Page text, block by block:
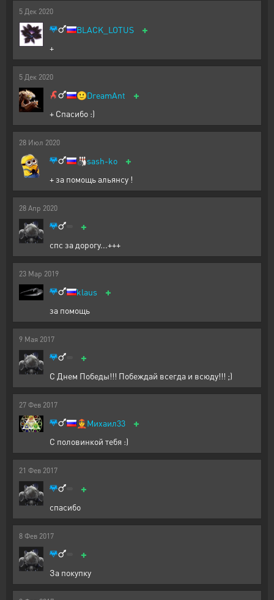
5 Дек 2020
BLACK_LOTUS +
+
5 Дек 2020
🙂DreamAnt +
+ Спасибо :)
28 Июл 2020
🎳sash-ko +
+ за помощь альянсу !
28 Апр 2020
+
спс за дорогу...+++
23 Мар 2019
klaus +
за помощь
9 Мая 2017
+
С Днем Победы!!! Побеждай всегда и всюду!!! ;)
27 Фев 2017
👲 Михаил33 +
С половинкой тебя :)
21 Фев 2017
+
спасибо
8 Фев 2017
+
За покупку